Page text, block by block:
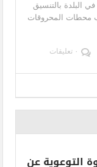
البلدة بالتنسيق
محطات المحروقات
٠ تعليقات
التوعوية عن